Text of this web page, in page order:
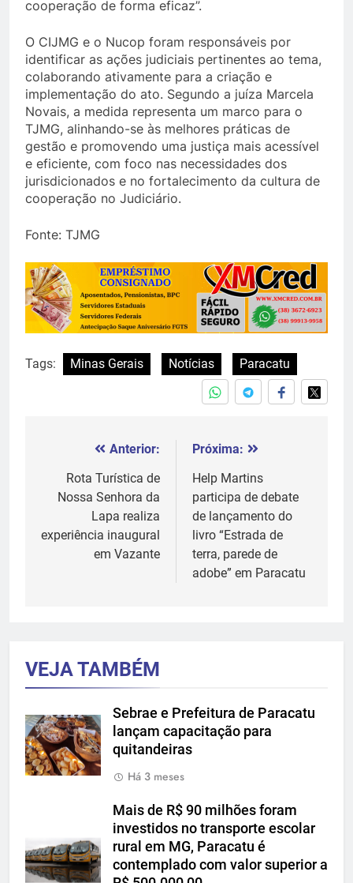
cooperação de forma eficaz”.
O CIJMG e o Nucop foram responsáveis por
identificar as ações judiciais pertinentes ao tema,
colaborando ativamente para a criação e
implementação do ato. Segundo a juíza Marcela
Novais, a medida representa um marco para o
TJMG, alinhando-se às melhores práticas de
gestão e promovendo uma justiça mais acessível
e eficiente, com foco nas necessidades dos
jurisdicionados e no fortalecimento da cultura de
cooperação no Judiciário.
Fonte: TJMG
Tags: Minas Gerais Notícias Paracatu
Navegação
Anterior:
Rota Turística de
Nossa Senhora da
Lapa realiza
experiência inaugural
em Vazante
Próxima:
Help Martins
participa de debate
de lançamento do
livro “Estrada de
terra, parede de
adobe” em Paracatu
VEJA TAMBÉM
Sebrae e Prefeitura de Paracatu
lançam capacitação para
quitandeiras
Há 3 meses
Mais de R$ 90 milhões foram
investidos no transporte escolar
rural em MG, Paracatu é
contemplado com valor superior a